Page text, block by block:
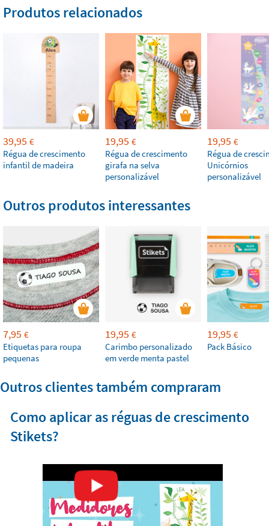
Produtos relacionados
39,95 €
Régua de crescimento
infantil de madeira
19,95 €
Régua de crescimento
girafa na selva
personalizável
19,95 €
Régua de
Unicórnios
personalizável
Outros produtos interessantes
7,95 €
Etiquetas para roupa
pequenas
19,95 €
Carimbo personalizado
em verde menta pastel
19,95 €
Pack Básico
Outros clientes também compraram
Como aplicar as réguas de crescimento
Stikets?